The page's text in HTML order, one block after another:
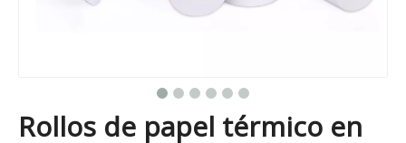
Rollos de papel térmico en